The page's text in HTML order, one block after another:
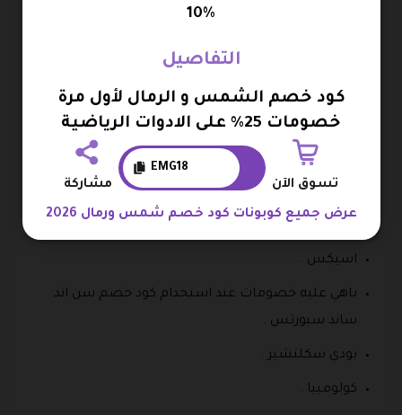
يمكنك الحصول علي تخفيض عليها باستخدام كود خصم
اديداس .
فينوم .
اسيكس .
باهي عليه خصومات عند استخدام كود خصم سن اند
ساند سبورتس .
بودي سكلتشير .
كولومبيا .
10%
التفاصيل
كود خصم الشمس و الرمال لأول مرة
خصومات 25% على الادوات الرياضية
تسوق الآن
EMG18
مشاركة
عرض جميع كوبونات كود خصم شمس ورمال 2026